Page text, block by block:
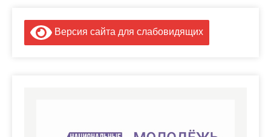
Версия сайта для слабовидящих